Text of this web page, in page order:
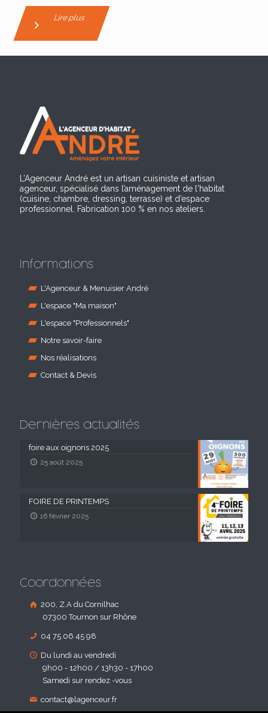
Lire plus
L’Agenceur André est un artisan cuisiniste et artisan
agenceur, spécialisé dans l’aménagement de l'habitat
(cuisine, chambre, dressing, terrasse) et d’espace
professionnel. Fabrication 100 % en nos ateliers.
Informations
L'Agenceur & Menuisier André
L'espace "Ma maison"
L'espace "Professionnels"
Notre savoir-faire
Nos réalisations
Contact & Devis
Dernières actualités
foire aux oignons 2025
25 août 2025
FOIRE DE PRINTEMPS
16 février 2025
Coordonnées
200, Z.A du Cornilhac
07300 Tournon sur Rhône
04 75 06 45 98
Du lundi au vendredi
9h00 - 12h00 / 13h30 - 17h00
Samedi sur rendez -vous
contact@lagenceur.fr